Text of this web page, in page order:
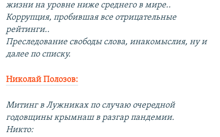
жизни на уровне ниже среднего в мире..
Коррупция, пробившая все отрицательные
рейтинги..
Преследование свободы слова, инакомыслия, ну и
далее по списку.
Николай Полозов:
Митинг в Лужниках по случаю очередной
годовщины крымнаш в разгар пандемии.
Никто: